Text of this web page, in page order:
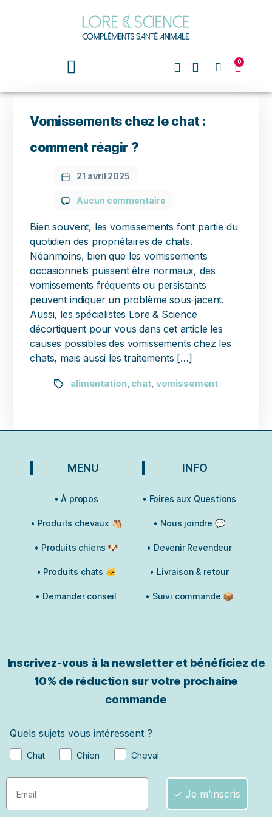
0
Vomissements chez le chat :
comment réagir ?
21 avril 2025
Aucun commentaire
Bien souvent, les vomissements font partie du
quotidien des propriétaires de chats.
Néanmoins, bien que les vomissements
occasionnels puissent être normaux, des
vomissements fréquents ou persistants
peuvent indiquer un problème sous-jacent.
Aussi, les spécialistes Lore & Science
décortiquent pour vous dans cet article les
causes possibles des vomissements chez les
chats, mais aussi les traitements […]
alimentation, chat, vomissement
MENU
• À propos
• Produits chevaux 🐴
• Produits chiens 🐶
• Produits chats 🐱
• Demander conseil
INFO
• Foires aux Questions
• Nous joindre 💬
• Devenir Revendeur
• Livraison & retour
• Suivi commande 📦
Inscrivez-vous à la newsletter et bénéficiez de
10% de réduction sur votre prochaine
commande
Quels sujets vous intéressent ?
Chat Chien Cheval
✓ Je m'inscris